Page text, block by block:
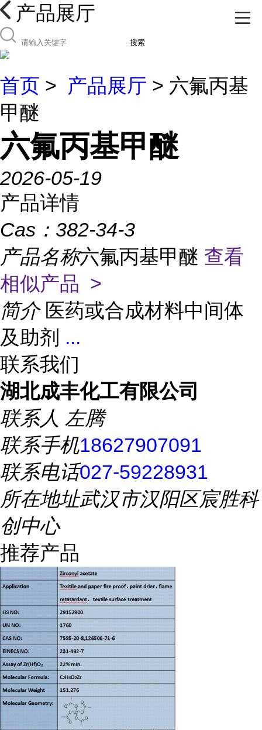
产品展厅
搜索
首页 > 产品展厅 > 六氟丙基
甲醚
六氟丙基甲醚
2026-05-19
产品详情
Cas： 382-34-3
产品名称六氟丙基甲醚 查看
相似产品 >
简介 医药或合成材料中间体
及助剂 ...
联系我们
湖北成丰化工有限公司
联系人 左腾
联系手机18627907091
联系电话027-59228931
所在地址武汉市汉阳区宸胜科
创中心
推荐产品